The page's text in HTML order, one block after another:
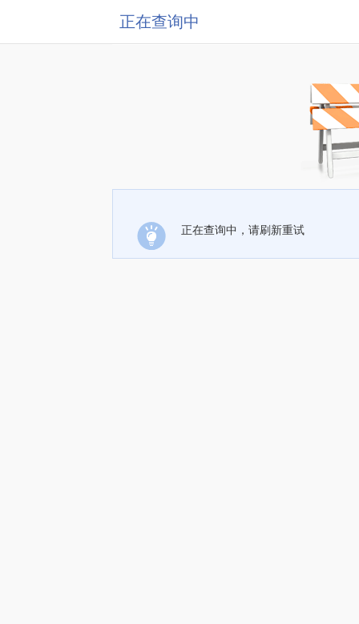
正在查询中
正在查询中，请刷新重试